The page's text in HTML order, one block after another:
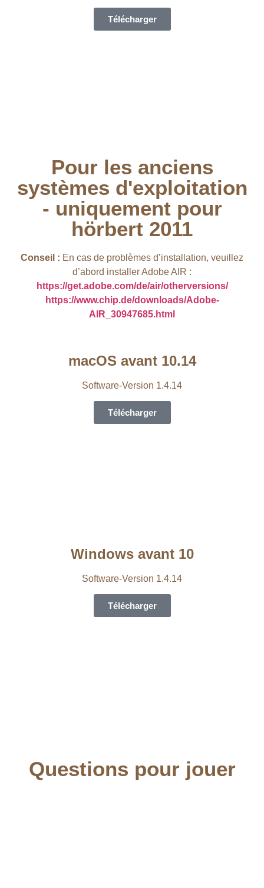
Télécharger
Pour les anciens
systèmes d'exploitation
- uniquement pour
hörbert 2011​
Conseil : En cas de problèmes d’installation, veuillez
d’abord installer Adobe AIR :
https://get.adobe.com/de/air/otherversions/
https://www.chip.de/downloads/Adobe-
AIR_30947685.html
macOS avant 10.14
Software-Version 1.4.14
Télécharger
Windows avant 10
Software-Version 1.4.14
Télécharger
Questions pour jouer